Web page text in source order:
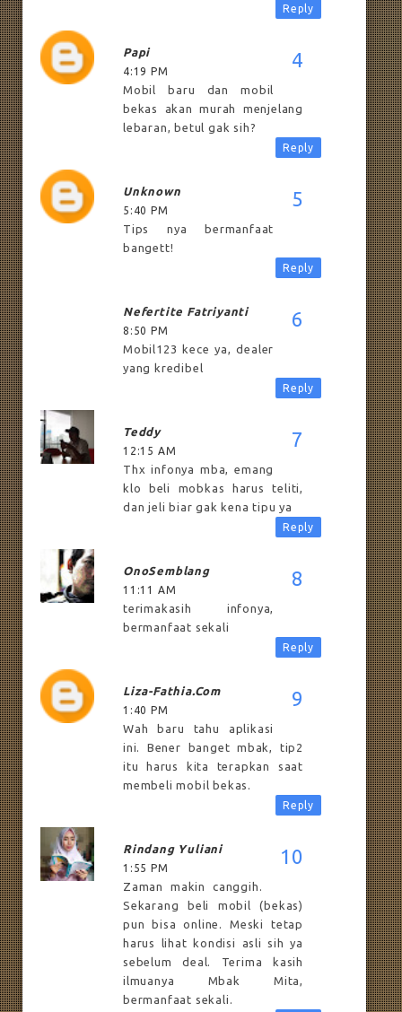
Reply
Papi
4:19 PM
Mobil baru dan mobil
bekas akan murah menjelang
lebaran, betul gak sih?
Reply
Unknown
5:40 PM
Tips nya bermanfaat
bangett!
Reply
Nefertite Fatriyanti
8:50 PM
Mobil123 kece ya, dealer
yang kredibel
Reply
Teddy
12:15 AM
Thx infonya mba, emang
klo beli mobkas harus teliti,
dan jeli biar gak kena tipu ya
Reply
OnoSemblang
11:11 AM
terimakasih infonya,
bermanfaat sekali
Reply
Liza-Fathia.com
1:40 PM
Wah baru tahu aplikasi
ini. Bener banget mbak, tip2
itu harus kita terapkan saat
membeli mobil bekas.
Reply
Rindang Yuliani
1:55 PM
Zaman makin canggih.
Sekarang beli mobil (bekas)
pun bisa online. Meski tetap
harus lihat kondisi asli sih ya
sebelum deal. Terima kasih
ilmuanya Mbak Mita,
bermanfaat sekali.